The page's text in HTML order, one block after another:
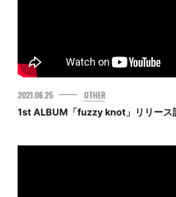
2021.06.25
OTHER
1st ALBUM「fuzzy knot」リリース